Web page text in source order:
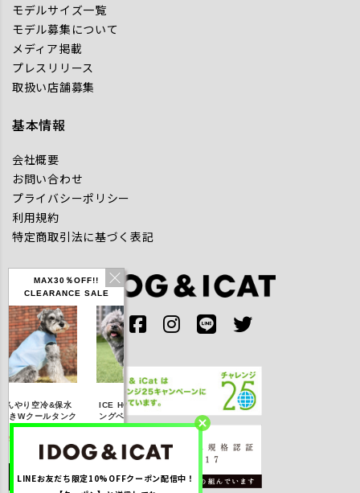
MAX30％OFF!!
CLEARANCE SALE
やり空冷&保水
きWクールタンク
％OFF】2,310
詳しく見る
ICE HOLD フィッシ
ングベスト 保冷剤付
円(税込み)
詳しく見る
IDOG ICE HOLD ネ
ッククーラー 保冷剤
円(税込み)
詳しく見る
モデルサイズ一覧
モデル募集について
メディア掲載
プレスリリース
取扱い店舗募集
基本情報
会社概要
お問い合わせ
プライバシーポリシー
利用規約
特定商取引法に基づく表記
LINEお友だち限定10%OFFクーポン配信中！